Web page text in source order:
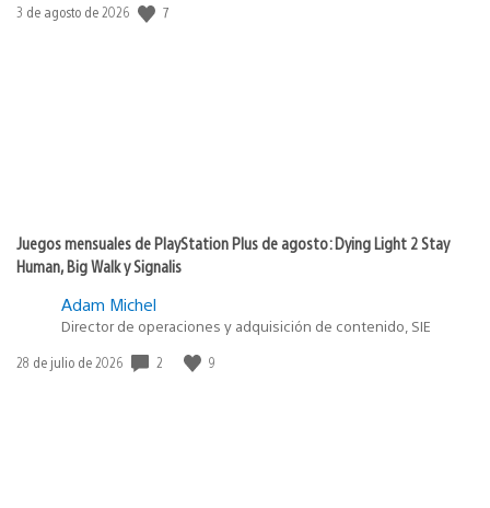
Fecha
3 de agosto de 2026 7
Juegos mensuales de PlayStation Plus de agosto: Dying Light 2 Stay
Human, Big Walk y Signalis
Adam Michel
Director de operaciones y adquisición de contenido, SIE
Fecha
28 de julio de 2026 2 9